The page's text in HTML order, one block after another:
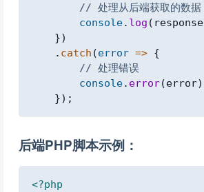
// 处理从后端获取的数据
console. log ( response
})
. catch (error => {
// 处理错误
console. error(error)
}) ;
后端PHP脚本示例：
<?php